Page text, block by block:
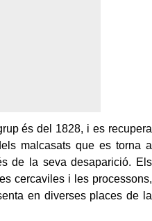
és del 1828, i es recupera
malcasats que es torna a
de la seva desaparició. Els
cercaviles i les processons,
en diverses places de la